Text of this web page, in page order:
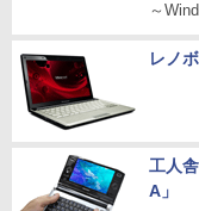
～
レノ
工人
A」